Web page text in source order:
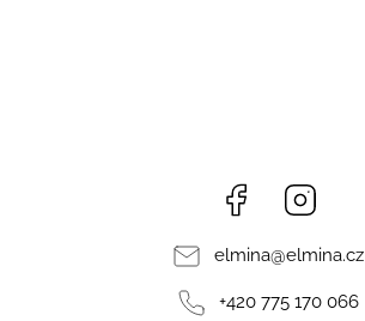
Facebook
elmina@elmina.cz
+420 775 170 066